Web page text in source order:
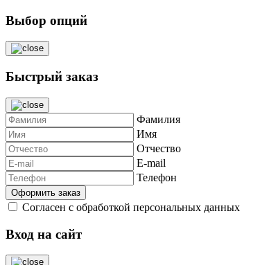
Выбор опций
Быстрый заказ
Фамилия
Имя
Отчество
E-mail
Телефон
Согласен с обработкой персональных данных
Вход на сайт